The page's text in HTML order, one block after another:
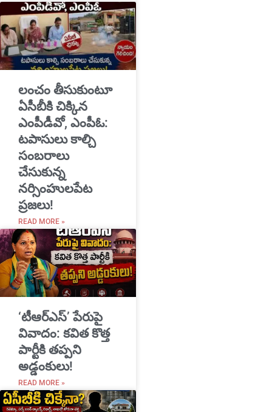
​లంచం తీసుకుంటూ
ఏసీబీకి చిక్కిన
ఎంపీడీవో, ఎంపీఓ:
టపాసులు కాల్చి
సంబరాలు
చేసుకున్న
నర్సింహులపేట
ప్రజలు!
READ MORE »
‘టీఆర్ఎస్’ పేరుపై
వివాదం: కవిత కొత్త
పార్టీకి తప్పని
అడ్డంకులు!
READ MORE »